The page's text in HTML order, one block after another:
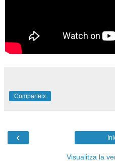
Comparteix
‹
Visualitza la